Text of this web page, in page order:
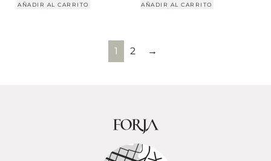
AÑADIR AL CARRITO AÑADIR AL CARRITO
1 2 →